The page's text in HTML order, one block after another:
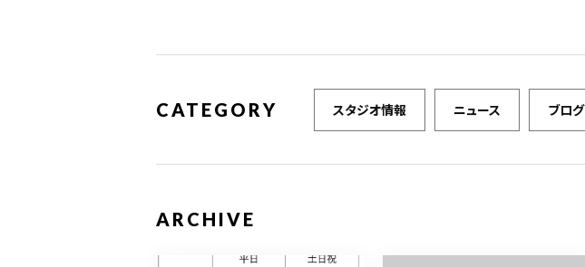
CATEGORY スタジオ情報 ニュース ブログ
ARCHIVE